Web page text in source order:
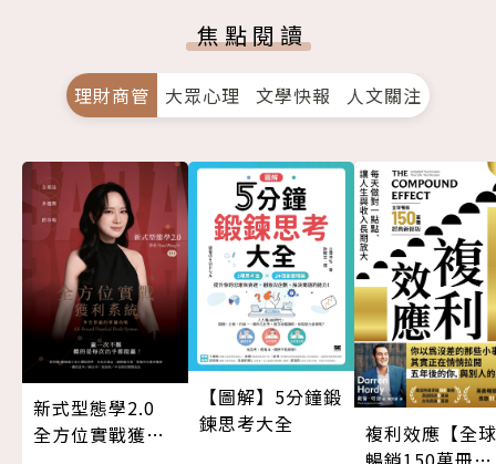
焦點閱讀
理財商管 大眾心理 文學快報 人文關注
新式型態學2.0
全方位實戰獲利
【圖解】5分鐘鍛
鍊思考大全
複利效應【全球